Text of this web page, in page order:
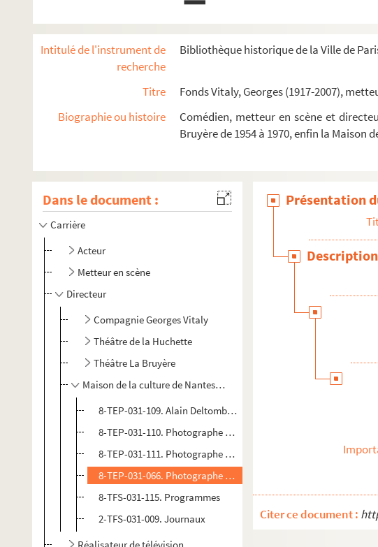
Intitulé de l'instrument de
recherche
Bibliothèque historique de la Ville de
Titre
Fonds Vitaly, Georges (1917-2007),
Biographie ou histoire
Comédien, metteur en scène et
Bruyère de 1954 à 1970, enfin la Maison
Dans le document :
Carrière
Acteur
Metteur en scène
Directeur
Compagnie Georges Vitaly
Théâtre de la Huchette
Théâtre La Bruyère
Maison de la culture de Nantes (1970-1975)
8-TEP-031-109. Alain Deltombe. Photographies de répétition
8-TEP-031-110. Photographe non identifié. Photographie de
8-TEP-031-111. Photographe non identifié. Portrait
8-TEP-031-066. Photographe non identifié. Photographie d'un
8-TFS-031-115. Programmes
2-TFS-031-009. Journaux
Présentation
Citer ce document :